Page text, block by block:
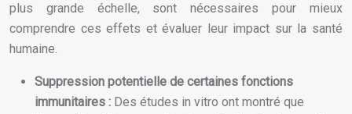
plus grande échelle, sont nécessaires pour mieux
comprendre ces effets et évaluer leur impact sur la santé
humaine.
Suppression potentielle de certaines fonctions
immunitaires : Des études in vitro ont montré que